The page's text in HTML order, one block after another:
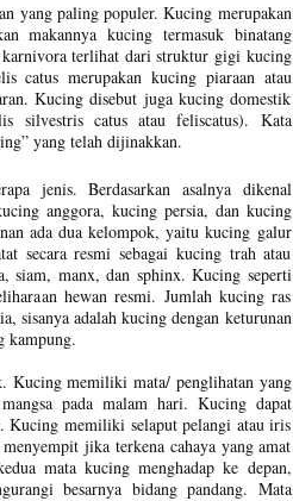
yang paling populer. Kucing merupakan
makannya kucing termasuk binatang
terlihat dari struktur gigi kucing
catus merupakan kucing piaraan atau
Kucing disebut juga kucing domestik
silvestris catus atau feliscatus). Kata
yang telah dijinakkan.
jenis. Berdasarkan asalnya dikenal
anggora, kucing persia, dan kucing
ada dua kelompok, yaitu kucing galur
secara resmi sebagai kucing trah atau
siam, manx, dan sphinx. Kucing seperti
hewan resmi. Jumlah kucing ras
sisanya adalah kucing dengan keturunan
kampung.
memiliki mata/ penglihatan yang
pada malam hari. Kucing dapat
Kucing memiliki selaput pelangi atau iris
jika terkena cahaya yang amat
mata kucing menghadap ke depan,
besarnya bidang pandang. Mata